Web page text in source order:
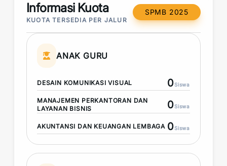
Informasi Kuota
KUOTA TERSEDIA PER JALUR
SPMB 2025
ANAK GURU
DESAIN KOMUNIKASI VISUAL 0Siswa
MANAJEMEN PERKANTORAN DAN
LAYANAN BISNIS
0Siswa
AKUNTANSI DAN KEUANGAN LEMBAGA 0Siswa